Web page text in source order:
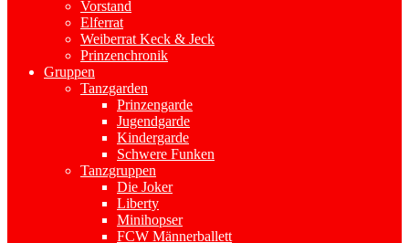
Vorstand
Elferrat
Weiberrat Keck & Jeck
Prinzenchronik
Gruppen
Tanzgarden
Prinzengarde
Jugendgarde
Kindergarde
Schwere Funken
Tanzgruppen
Die Joker
Liberty
Minihopser
FCW Männerballett